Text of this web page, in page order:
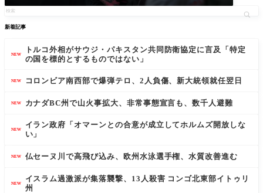
新着記事
NEW
トルコ外相がサウジ・パキスタン共同防衛協定に言及「特定
の国を標的とするものではない」
NEW コロンビア南西部で爆弾テロ、2人負傷、新大統領就任翌日
NEW カナダBC州で山火事拡大、非常事態宣言も、数千人避難
NEW
イラン政府「オマーンとの合意が成立してホルムズ開放しな
い」
NEW 仏セーヌ川で高飛び込み、欧州水泳選手権、水質改善進む
NEW
イスラム過激派が集落襲撃、13人殺害 コンゴ北東部イトゥリ
州